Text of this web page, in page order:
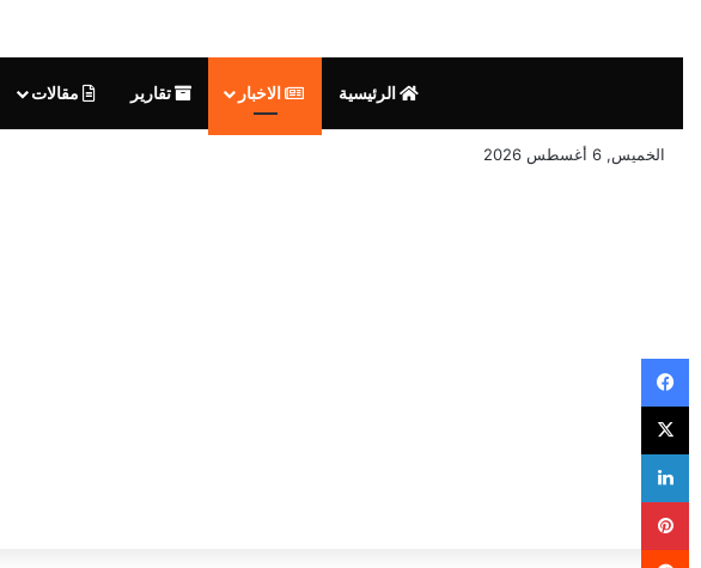
الرئيسية الاخبار تقارير مقالات
الخميس, 6 أغسطس 2026
فيسبوك
‫X
لينكدإن
بينتيريست